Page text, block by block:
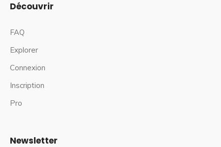
Découvrir
FAQ
Explorer
Connexion
Inscription
Pro
Newsletter